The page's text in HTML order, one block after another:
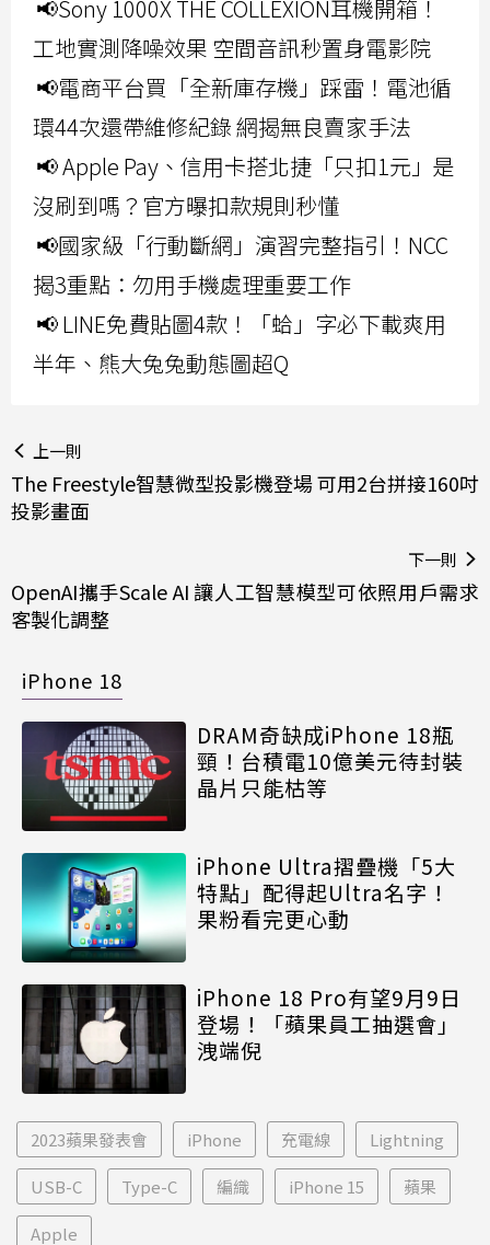
📢Sony 1000X THE COLLEXION耳機開箱！
工地實測降噪效果 空間音訊秒置身電影院
📢電商平台買「全新庫存機」踩雷！電池循
環44次還帶維修紀錄 網揭無良賣家手法
📢 Apple Pay、信用卡搭北捷「只扣1元」是
沒刷到嗎？官方曝扣款規則秒懂
📢國家級「行動斷網」演習完整指引！NCC
揭3重點：勿用手機處理重要工作
📢 LINE免費貼圖4款！「蛤」字必下載爽用
半年、熊大兔兔動態圖超Q
上一則
The Freestyle智慧微型投影機登場 可用2台拼接160吋
投影畫面
下一則
OpenAI攜手Scale AI 讓人工智慧模型可依照用戶需求
客製化調整
iPhone 18
DRAM奇缺成iPhone 18瓶
頸！台積電10億美元待封裝
晶片只能枯等
iPhone Ultra摺疊機「5大
特點」配得起Ultra名字！
果粉看完更心動
iPhone 18 Pro有望9月9日
登場！「蘋果員工抽選會」
洩端倪
2023蘋果發表會 iPhone 充電線 Lightning
USB-C Type-C 編織 iPhone 15 蘋果
Apple